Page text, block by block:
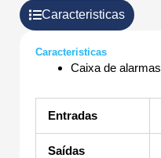
Caracteristicas
Caracteristicas
Caixa de alarmas
Entradas
Saídas